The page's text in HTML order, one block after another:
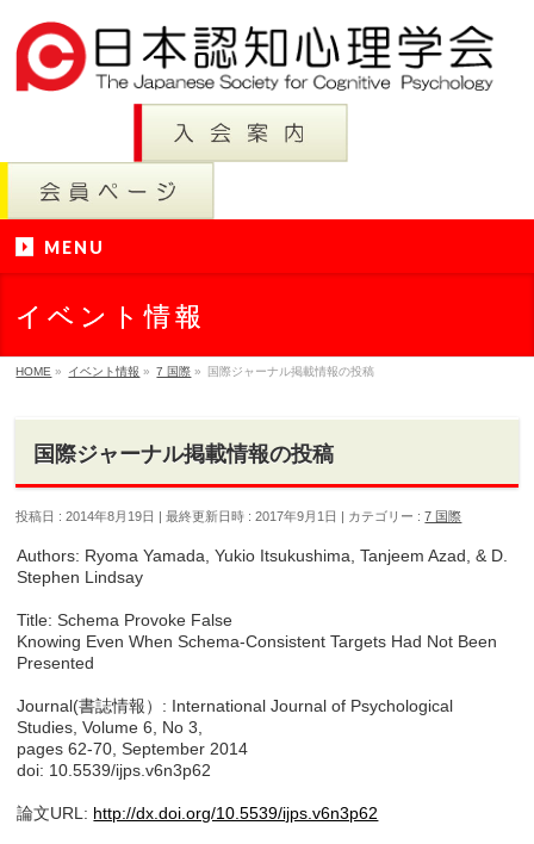
MENU
イベント情報
HOME » イベント情報 » 7 国際 » 国際ジャーナル掲載情報の投稿
国際ジャーナル掲載情報の投稿
投稿日 : 2014年8月19日 最終更新日時 : 2017年9月1日 カテゴリー :7 国際
Authors: Ryoma Yamada, Yukio Itsukushima, Tanjeem Azad, & D.
Stephen Lindsay
Title: Schema Provoke False
Knowing Even When Schema-Consistent Targets Had Not Been
Presented
Journal(書誌情報）: International Journal of Psychological
Studies, Volume 6, No 3,
pages 62-70, September 2014
doi: 10.5539/ijps.v6n3p62
論文URL: http://dx.doi.org/10.5539/ijps.v6n3p62